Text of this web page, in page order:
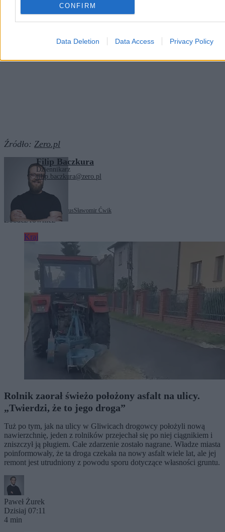
CONFIRM
Data Deletion Data Access Privacy Policy
Źródło: Zero.pl
Filip Baczkura
Dziennikarz
filip.baczkura@zero.pl
Tagi:Maciej WąsikPegasusSławomir Ćwik
Zobacz również
Kraj
Rolnik zaorał świeżo położony asfalt na ulicy.
„Twierdzi, że to jego droga”
Tuż po tym, jak na ulicy w Gliwicach drogowcy położyli nową
nawierzchnię, jeden z rolników przejechał się po niej ciągnikiem i
zniszczył ją pługiem. Całe zdarzenie zostało nagrane. Władze miasta
poinformowały, że ta droga czekała na nowy asfalt wiele lat, ale jej
remont jest utrudniony z powodu sporu dotyczące własności gruntu.
Paweł Żurek
Dzisiaj 07:11
4 min